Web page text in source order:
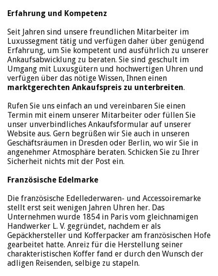
Erfahrung und Kompetenz
Seit Jahren sind unsere freundlichen Mitarbeiter im
Luxussegment tätig und verfügen daher über genügend
Erfahrung, um Sie kompetent und ausführlich zu unserer
Ankaufsabwicklung zu beraten. Sie sind geschult im
Umgang mit Luxusgütern und hochwertigen Uhren und
verfügen über das nötige Wissen, Ihnen einen
marktgerechten Ankaufspreis zu unterbreiten.
Rufen Sie uns einfach an und vereinbaren Sie einen
Termin mit einem unserer Mitarbeiter oder füllen Sie
unser unverbindliches Ankaufsformular auf unserer
Website aus. Gern begrüßen wir Sie auch in unseren
Geschäftsräumen in Dresden oder Berlin, wo wir Sie in
angenehmer Atmosphäre beraten. Schicken Sie zu Ihrer
Sicherheit nichts mit der Post ein.
Französische Edelmarke
Die französische Edellederwaren- und Accessoiremarke
stellt erst seit wenigen Jahren Uhren her. Das
Unternehmen wurde 1854 in Paris vom gleichnamigen
Handwerker L. V. gegründet, nachdem er als
Gepäckhersteller und Kofferpacker am französischen Hofe
gearbeitet hatte. Anreiz für die Herstellung seiner
charakteristischen Koffer fand er durch den Wunsch der
adligen Reisenden, selbige zu stapeln.